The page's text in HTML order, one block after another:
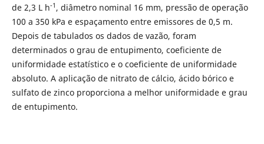
de 2,3 L h-1 , diâmetro nominal 16 mm, pressão de operação
100 a 350 kPa e espaçamento entre emissores de 0,5 m.
Depois de tabulados os dados de vazão, foram
determinados o grau de entupimento, coeficiente de
uniformidade estatístico e o coeficiente de uniformidade
absoluto. A aplicação de nitrato de cálcio, ácido bórico e
sulfato de zinco proporciona a melhor uniformidade e grau
de entupimento.